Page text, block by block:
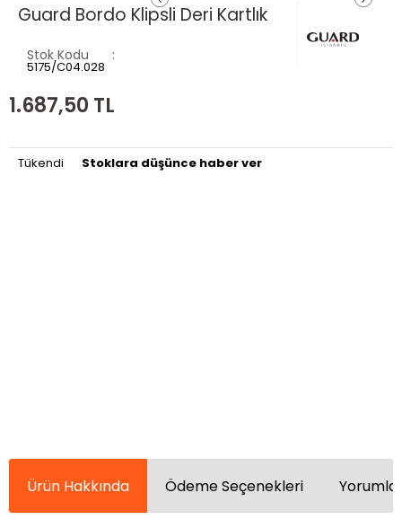
Guard Bordo Klipsli Deri Kartlık
Stok Kodu
5175/C04.028
1.687,50 TL
Tükendi Stoklara düşünce haber ver
Ürün Hakkında Ödeme Seçenekleri